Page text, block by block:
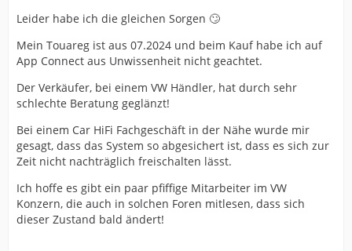
Leider habe ich die gleichen Sorgen 🙄
Mein Touareg ist aus 07.2024 und beim Kauf habe ich auf
App Connect aus Unwissenheit nicht geachtet.
Der Verkäufer, bei einem VW Händler, hat durch sehr
schlechte Beratung geglänzt!
Bei einem Car HiFi Fachgeschäft in der Nähe wurde mir
gesagt, dass das System so abgesichert ist, dass es sich zur
Zeit nicht nachträglich freischalten lässt.
Ich hoffe es gibt ein paar pfiffige Mitarbeiter im VW
Konzern, die auch in solchen Foren mitlesen, dass sich
dieser Zustand bald ändert!